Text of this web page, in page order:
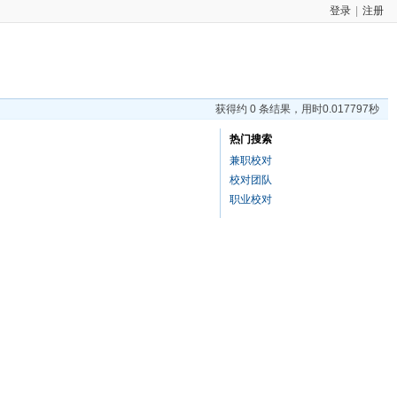
登录 注册
获得约 0 条结果，用时0.017797秒
热门搜索
兼职校对
校对团队
职业校对